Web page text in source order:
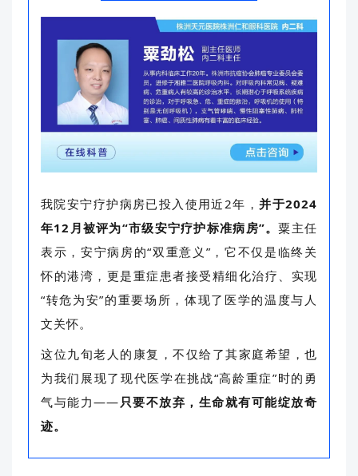
我院安宁疗护病房已投入使用近2年，并于2024
年12月被评为“市级安宁疗护标准病房”。粟主任
表示， 安宁病房的“双重意义” ，它不仅是临终关
怀的港湾，更是重症患者接受精细化治疗、实现
“转危为安”的重要场所，体现了医学的温度与人
文关怀。
这位九旬老人的康复，不仅给了其家庭希望，也
为我们展现了现代医学在挑战“高龄重症”时的勇
气与能力——只要不放弃，生命就有可能绽放奇
迹。